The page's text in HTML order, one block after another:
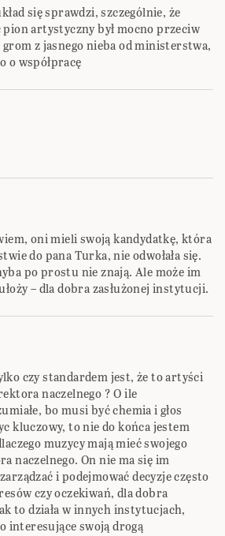
się sprawdzi, szczególnie, że
pion artystyczny był mocno przeciw
z jasnego nieba od ministerstwa,
o współpracę
oni mieli swoją kandydatkę, która
do pana Turka, nie odwołała się.
po prostu nie znają. Ale może im
– dla dobra zasłużonej instytucji.
czy standardem jest, że to artyści
naczelnego ? O ile
bo musi być chemia i głos
kluczowy, to nie do końca jestem
muzycy mają mieć swojego
naczelnego. On nie ma się im
i podejmować decyzje często
czy oczekiwań, dla dobra
to działa w innych instytucjach,
swoją drogą